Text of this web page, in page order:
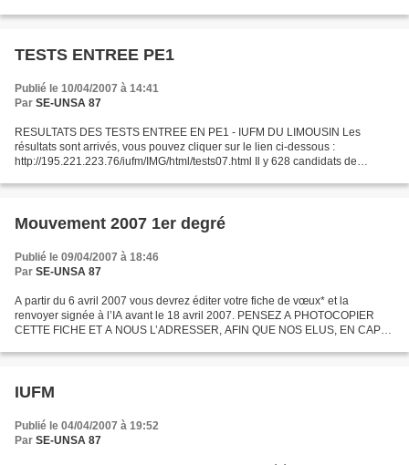
TESTS ENTREE PE1
Publié le 10/04/2007 à 14:41
Par SE-UNSA 87
RESULTATS DES TESTS ENTREE EN PE1 - IUFM DU LIMOUSIN Les
résultats sont arrivés, vous pouvez cliquer sur le lien ci-dessous :
http://195.221.223.76/iufm/IMG/html/tests07.html Il y 628 candidats de
Mouvement 2007 1er degré
Publié le 09/04/2007 à 18:46
Par SE-UNSA 87
A partir du 6 avril 2007 vous devrez éditer votre fiche de vœux* et la
renvoyer signée à l’IA avant le 18 avril 2007. PENSEZ A PHOTOCOPIER
CETTE FICHE ET A NOUS L’ADRESSER, AFIN QUE NOS ELUS, EN CAPD,
MOUVEMENT,...
IUFM
Publié le 04/04/2007 à 19:52
Par SE-UNSA 87